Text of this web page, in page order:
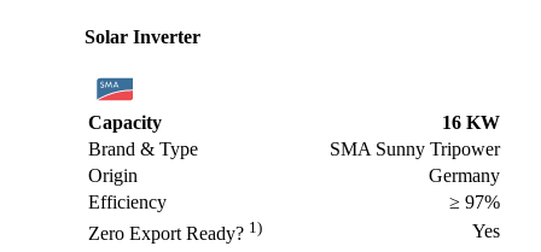
Solar Inverter
Capacity
16 KW
Brand & Type
SMA Sunny Tripower
Origin
Germany
Efficiency
≥ 97%
Zero Export Ready? 1)
Yes